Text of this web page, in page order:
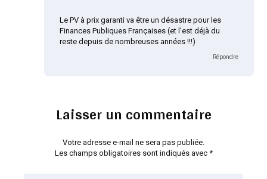
Le PV à prix garanti va être un désastre pour les
Finances Publiques Françaises (et l’est déjà du
reste depuis de nombreuses années !!!)
Répondre
Laisser un commentaire
Votre adresse e-mail ne sera pas publiée.
Les champs obligatoires sont indiqués avec *